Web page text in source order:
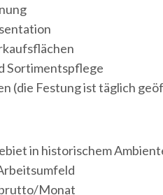
Sortimentspflege
(die Festung ist täglich
in historischem
brutto/Monat